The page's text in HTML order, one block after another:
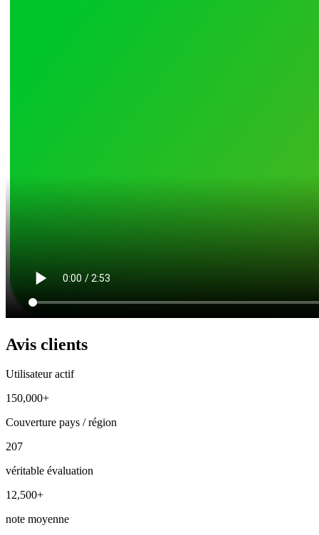
Avis clients
Utilisateur actif
150,000+
Couverture pays / région
207
véritable évaluation
12,500+
note moyenne